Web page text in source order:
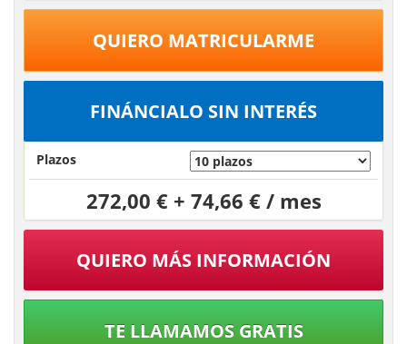
QUIERO MATRICULARME
FINÁNCIALO SIN INTERÉS
Plazos
272,00 € + 74,66 € / mes
QUIERO MÁS INFORMACIÓN
TE LLAMAMOS GRATIS